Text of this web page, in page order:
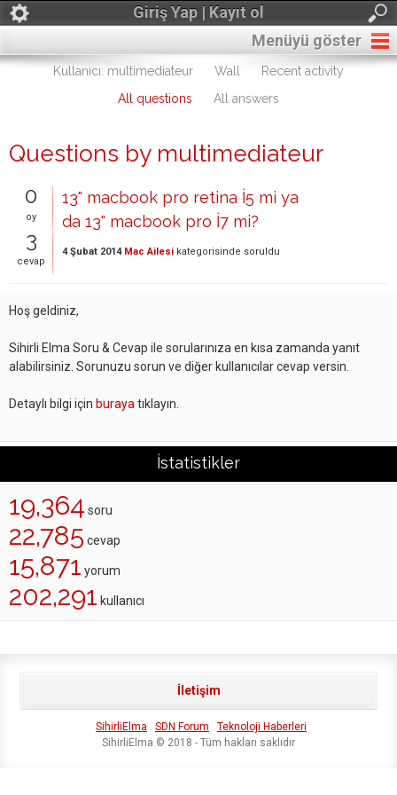
Giriş Yap | Kayıt ol
Menüyü göster
Kullanıcı: multimediateur Wall
Recent activity
All questions
All answers
Questions by multimediateur
0
oy
3
cevap
13" macbook pro retina İ5 mi ya
da 13" macbook pro İ7 mi?
4 Şubat 2014 Mac Ailesi kategorisinde soruldu
Hoş geldiniz,
Sihirli Elma Soru & Cevap ile sorularınıza en kısa zamanda yanıt
alabilirsiniz. Sorunuzu sorun ve diğer kullanıcılar cevap versin.
Detaylı bilgi için buraya tıklayın.
İstatistikler
19,364 soru
22,785 cevap
15,871 yorum
202,291 kullanıcı
İletişim
SihirliElma SDN Forum
Teknoloji Haberleri
SihirliElma © 2018 - Tüm hakları saklıdır